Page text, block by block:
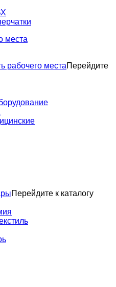
места
рабочего местаПерейдите
Перейдите к каталогу